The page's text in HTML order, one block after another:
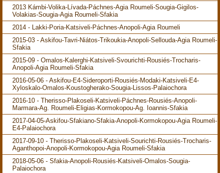
2013 Kámbi-Volika-Lívada-Páchnes-Agia Roumeli-Sougia-Gigilos-
Volakias-Sougia-Agia Roumeli-Sfakia
2014 - Lakki-Poria-Katsiveli-Páchnes-Anopoli-Agia Roumeli
2015-03 - Askifou-Tavri-Niátos-Trikoukia-Anopoli-Sellouda-Agia Roumeli-
Sfakia
2015-09 - Omalos-Kalerghi-Katsiveli-Svourichti-Rousiés-Trocharis-
Anopoli-Agia Roumeli-Sfakia
2016-05-06 - Askifou-E4-Sideroporti-Rousiés-Modaki-Katsiveli-E4-
Xyloskalo-Omalos-Koustogherako-Sougia-Lissos-Palaiochora
2016-10 - Therisso-Plakoseli-Katsiveli-Páchnes-Rousiés-Anopoli-
Marmara-Ag. Roumeli-Eligias-Kormokopou-Ag. Ioannis-Sfakia
2017-04-05-Askifou-Sfakiano-Sfakia-Anopoli-Kormokopou-Agia Roumeli-
E4-Palaiochora
2017-09-10 - Therisso-Plakoseli-Katsiveli-Sourichti-Rousiés-Trocharis-
Aganthopoi-Anopoli-Kormokopou-Agia Roumeli-Sfakia
2018-05-06 - Sfakia-Anopoli-Rousiés-Katsiveli-Omalos-Sougia-
Palaiochora